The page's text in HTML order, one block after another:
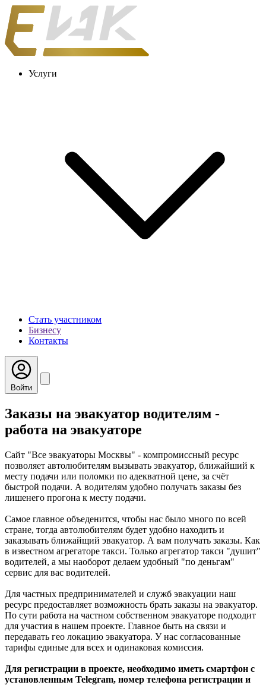
Услуги
Стать участником
Бизнесу
Контакты
Войти
Заказы на эвакуатор водителям -
работа на эвакуаторе
Сайт "Все эвакуаторы Москвы" - компромиссный ресурс
позволяет автолюбителям вызывать эвакуатор, ближайший к
месту подачи или поломки по адекватной цене, за счёт
быстрой подачи. А водителям удобно получать заказы без
лишенего прогона к месту подачи.
Самое главное объеденится, чтобы нас было много по всей
стране, тогда автолюбителям будет удобно находить и
заказывать ближайщий эвакуатор. А вам получать заказы. Как
в известном агрегаторе такси. Только агрегатор такси "душит"
водителей, а мы наоборот делаем удобный "по деньгам"
сервис для вас водителей.
Для частных предпринимателей и служб эвакуации наш
ресурс предоставляет возможность брать заказы на эвакуатор.
По сути работа на частном собственном эвакуаторе подходит
для участия в нашем проекте. Главное быть на связи и
передавать гео локацию эвакуатора. У нас согласованные
тарифы единые для всех и одинаковая комиссия.
Для регистрации в проекте, необходимо иметь смартфон с
установленным Telegram, номер телефона регистрации и